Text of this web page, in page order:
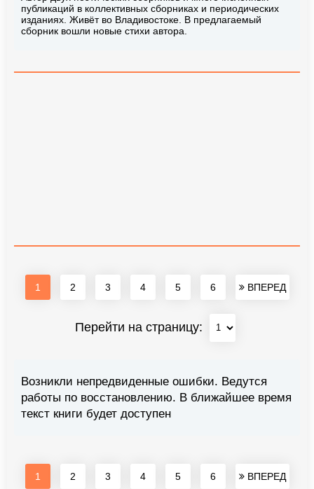
публикаций в коллективных сборниках и периодических
изданиях. Живёт во Владивостоке. В предлагаемый
сборник вошли новые стихи автора.
1 2 3 4 5 6 ВПЕРЕД
Перейти на страницу:
Возникли непредвиденные ошибки. Ведутся
работы по восстановлению. В ближайшее время
текст книги будет доступен
1 2 3 4 5 6 ВПЕРЕД